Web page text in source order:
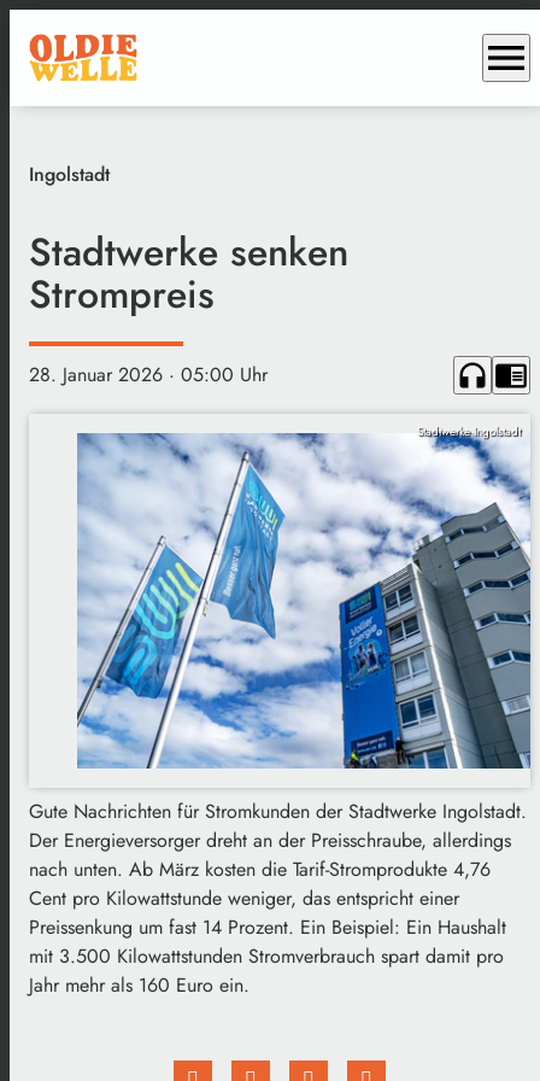
menu
Ingolstadt
Stadtwerke senken
Strompreis
28. Januar 2026 · 05:00 Uhr headphones chrome_reader_mode
Stadtwerke Ingolstadt
Gute Nachrichten für Stromkunden der Stadtwerke Ingolstadt.
Der Energieversorger dreht an der Preisschraube, allerdings
nach unten. Ab März kosten die Tarif-Stromprodukte 4,76
Cent pro Kilowattstunde weniger, das entspricht einer
Preissenkung um fast 14 Prozent. Ein Beispiel: Ein Haushalt
mit 3.500 Kilowattstunden Stromverbrauch spart damit pro
Jahr mehr als 160 Euro ein.